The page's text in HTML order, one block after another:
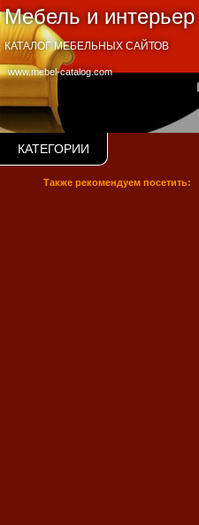
Мебель и интерьер
www.mebel-catalog.com
КАТАЛОГ МЕБЕЛЬНЫХ САЙТОВ
КАТЕГОРИИ
Также рекомендуем посетить: